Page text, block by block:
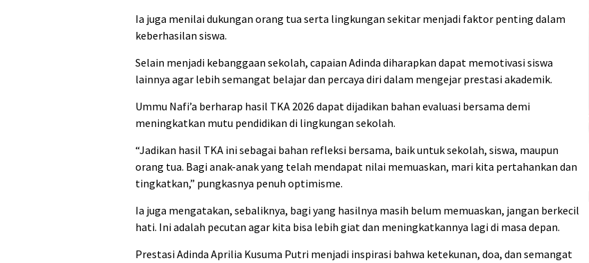
Ia juga menilai dukungan orang tua serta lingkungan sekitar menjadi faktor penting dalam
keberhasilan siswa.
Selain menjadi kebanggaan sekolah, capaian Adinda diharapkan dapat memotivasi siswa
lainnya agar lebih semangat belajar dan percaya diri dalam mengejar prestasi akademik.
Ummu Nafi’a berharap hasil TKA 2026 dapat dijadikan bahan evaluasi bersama demi
meningkatkan mutu pendidikan di lingkungan sekolah.
“Jadikan hasil TKA ini sebagai bahan refleksi bersama, baik untuk sekolah, siswa, maupun
orang tua. Bagi anak-anak yang telah mendapat nilai memuaskan, mari kita pertahankan dan
tingkatkan,” pungkasnya penuh optimisme.
Ia juga mengatakan, sebaliknya, bagi yang hasilnya masih belum memuaskan, jangan berkecil
hati. Ini adalah pecutan agar kita bisa lebih giat dan meningkatkannya lagi di masa depan.
Prestasi Adinda Aprilia Kusuma Putri menjadi inspirasi bahwa ketekunan, doa, dan semangat